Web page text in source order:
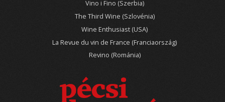
Vino i Fino (Szerbia)
The Third Wine (Szlovénia)
Wine Enthusiast (USA)
La Revue du vin de France (Franciaország)
Revino (Románia)